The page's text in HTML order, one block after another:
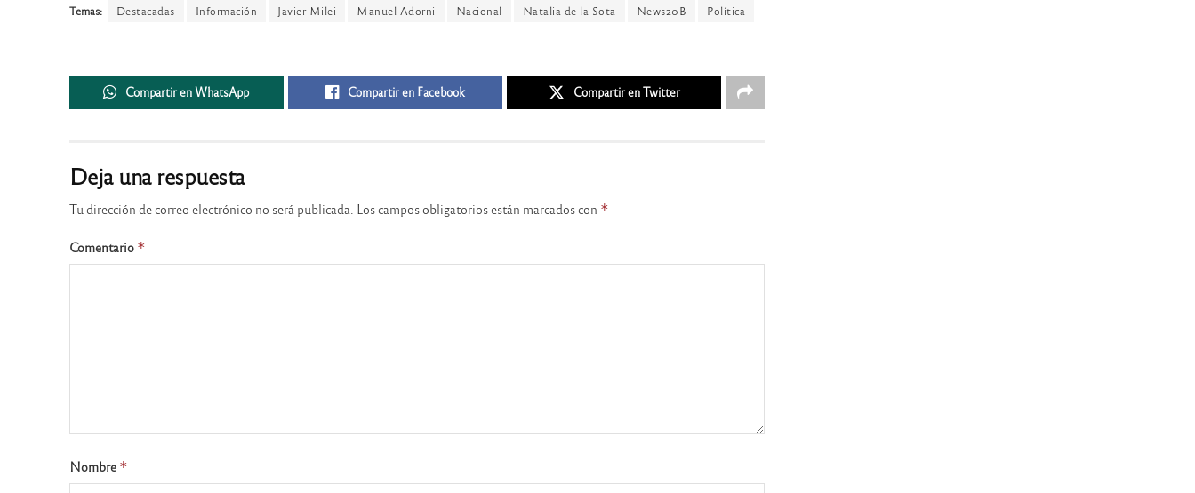
Temas: Destacadas Información Javier Milei Manuel Adorni Nacional Natalia de la Sota News20B Política
Compartir en WhatsApp Compartir en Facebook Compartir en Twitter
Deja una respuesta
Tu dirección de correo electrónico no será publicada. Los campos obligatorios están marcados con *
Comentario *
Nombre *